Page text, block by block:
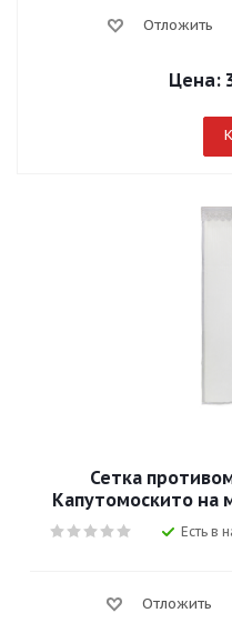
Отложить
Цена:
Сетка
Капутомоскито на
Есть в
Отложить